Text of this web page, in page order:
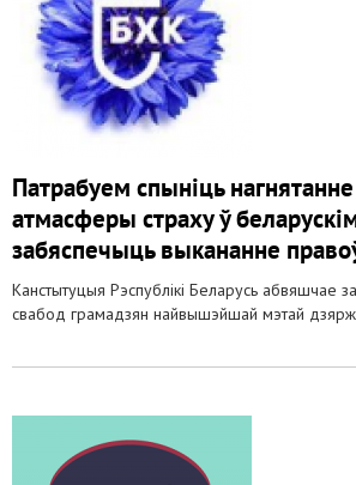
Патрабуем спыніць нагнятанне
атмасферы страху ў
забяспечыць выкананне
Канстытуцыя Рэспублікі Беларусь абвяшчае
свабод грамадзян найвышэйшай мэтай